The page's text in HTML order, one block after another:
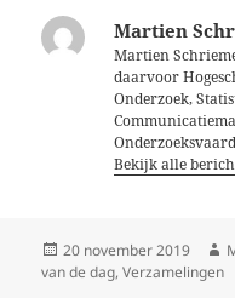
Martien
Martien
daarvoor
Onderzoek,
Bekijk alle
Geplaatst
op
20 november 2019
van de dag,Verzamelingen